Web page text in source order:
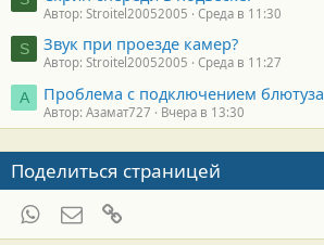
Автор: Stroitel20052005 Среда в 11:30
S Звук при проезде камер?
Автор: Stroitel20052005 Среда в 11:27
А Проблема с подключением блютуза
Автор: Азамат727 Вчера в 13:30
Поделиться страницей
WhatsAppЭлектронная почта